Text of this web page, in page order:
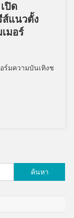
ปิด
ส์แนวตั้ง
มอร์
ร์มความบันเทิงช
สำหรับ: